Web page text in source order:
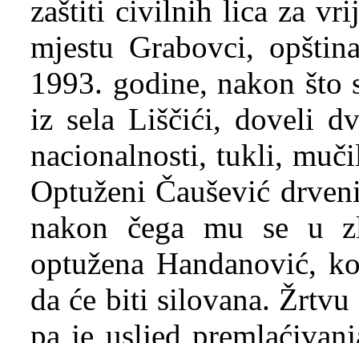
zaštiti civilnih lica za
mjestu Grabovci,
1993. godine, nakon
iz sela Liščići, doveli
nacionalnosti, tukli,
Optuženi Čaušević
nakon čega mu se u
optužena Handanović,
da će biti silovana.
pa je usljed